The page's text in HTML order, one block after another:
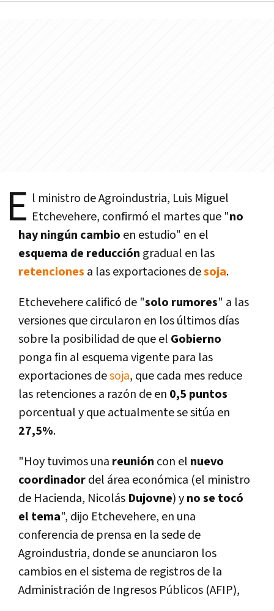
E l ministro de Agroindustria, Luis Miguel
Etchevehere, confirmó el martes que "no
hay ningún cambio en estudio" en el
esquema de reducción gradual en las
retenciones a las exportaciones desoja.
Etchevehere calificó de "solo rumores" a las
versiones que circularon en los últimos dí­as
sobre la posibilidad de que el Gobierno
ponga fin al esquema vigente para las
exportaciones desoja, que cada mes reduce
las retenciones a razón de en 0,5 puntos
porcentual y que actualmente se sitúa en
27,5%.
"Hoy tuvimos una reunión con el nuevo
coordinadordel área económica (el ministro
de Hacienda, Nicolás Dujovne) yno se tocó
el tema", dijo Etchevehere, en una
conferencia de prensa en la sede de
Agroindustria, donde se anunciaron los
cambios en el sistema de registros de la
Administración de Ingresos Públicos (AFIP),